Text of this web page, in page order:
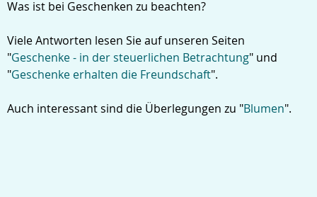
Was ist bei Geschenken zu beachten?
Viele Antworten lesen Sie auf unseren Seiten
"Geschenke - in der steuerlichen Betrachtung" und
"Geschenke erhalten die Freundschaft".
Auch interessant sind die Überlegungen zu "Blumen".